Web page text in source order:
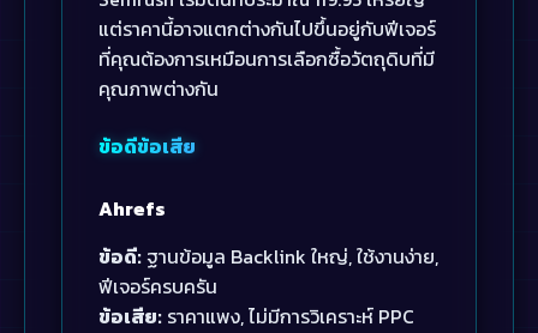
แต่ราคานี้อาจแตกต่างกันไปขึ้นอยู่กับฟีเจอร์
ที่คุณต้องการเหมือนการเลือกซื้อวัตถุดิบที่มี
คุณภาพต่างกัน
ข้อดีข้อเสีย
Ahrefs
ข้อดี:ฐานข้อมูล Backlink ใหญ่, ใช้งานง่าย,
ฟีเจอร์ครบครัน
ข้อเสีย: ราคาแพง, ไม่มีการวิเคราะห์ PPC